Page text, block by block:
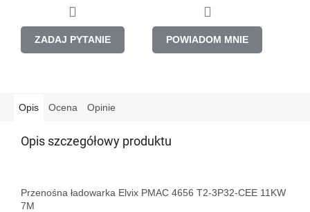
ZADAJ PYTANIE POWIADOM MNIE
Opis Ocena Opinie
Opis szczegółowy produktu
Przenośna ładowarka Elvix PMAC 4656 T2-3P32-CEE 11KW
7M